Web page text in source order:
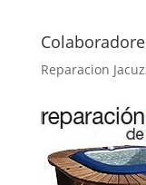
Reparacion